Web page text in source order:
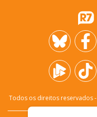
Todos os direitos reservados